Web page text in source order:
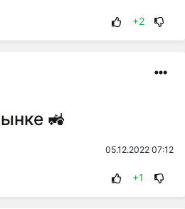
+2
🚜
05.12.2022 07:12
+1